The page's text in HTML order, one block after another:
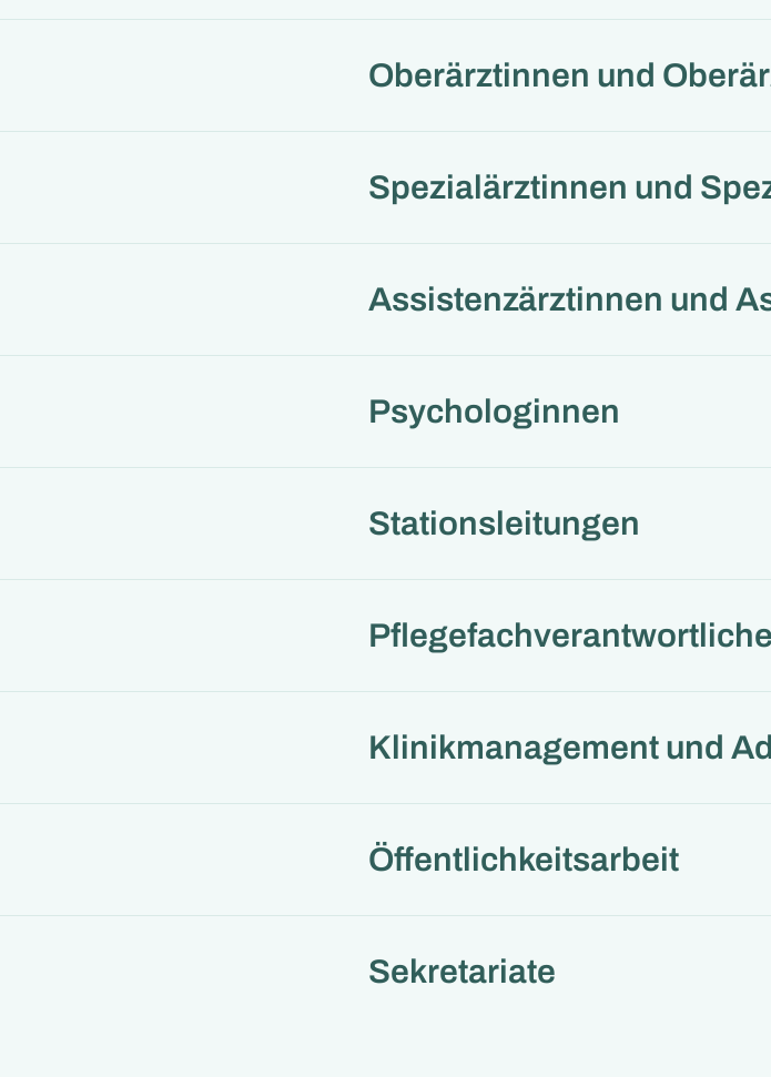
Oberärztinnen und
Spezialärztinnen und
Assistenzärztinnen und
Psychologinnen
Stationsleitungen
Pflegefachverantwortliche
Klinikmanagement und
Öffentlichkeitsarbeit
Sekretariate